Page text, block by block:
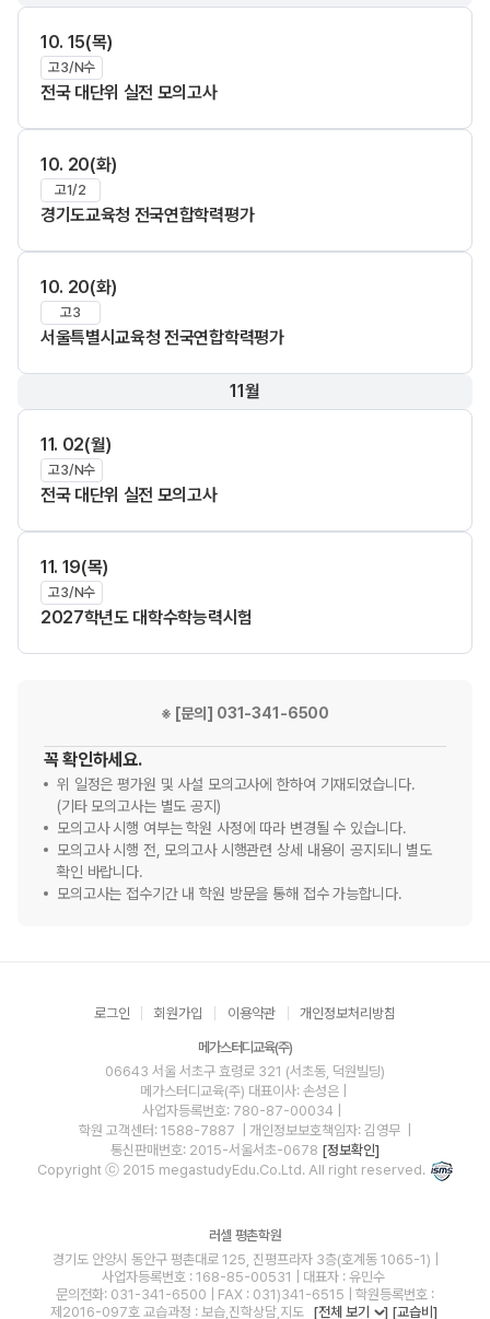
10. 15(목)
고3/N수
전국 대단위 실전 모의고사
10. 20(화)
고1/2
경기도교육청 전국연합학력평가
10. 20(화)
고3
서울특별시교육청 전국연합학력평가
11월
11. 02(월)
고3/N수
전국 대단위 실전 모의고사
11. 19(목)
고3/N수
2027학년도 대학수학능력시험
※ [문의] 031-341-6500
꼭 확인하세요.
위 일정은 평가원 및 사설 모의고사에 한하여 기재되었습니다.
(기타 모의고사는 별도 공지)
모의고사 시행 여부는 학원 사정에 따라 변경될 수 있습니다.
모의고사 시행 전, 모의고사 시행관련 상세 내용이 공지되니 별도
확인 바랍니다.
모의고사는 접수기간 내 학원 방문을 통해 접수 가능합니다.
로그인 회원가입 이용약관 개인정보처리방침
메가스터디교육(주)
06643 서울 서초구 효령로 321 (서초동, 덕원빌딩)
메가스터디교육(주) 대표이사: 손성은 |
사업자등록번호: 780-87-00034
학원 고객센터: 1588-7887
| 개인정보보호책임자: 김영무
통신판매번호: 2015-서울서초-0678 [정보확인]
Copyright ⓒ 2015 megastudyEdu.Co.Ltd. All right reserved.
러셀 평촌학원
경기도 안양시 동안구 평촌대로 125, 진평프라자 3층(호계동 1065-1) |
사업자등록번호 : 168-85-00531 | 대표자 : 유민수
문의전화: 031-341-6500 | FAX : 031)341-6515 | 학원등록번호 :
제2016-097호 교습과정 : 보습,진학상담,지도
[전체 보기 ] [교습비]